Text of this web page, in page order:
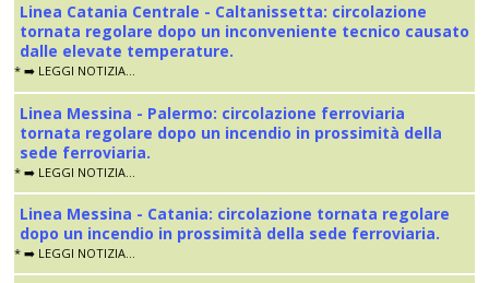
Linea Catania Centrale - Caltanissetta: circolazione
tornata regolare dopo un inconveniente tecnico causato
dalle elevate temperature.
* ➡️ LEGGI NOTIZIA...
Linea Messina - Palermo: circolazione ferroviaria
tornata regolare dopo un incendio in prossimità della
sede ferroviaria.
* ➡️ LEGGI NOTIZIA...
Linea Messina - Catania: circolazione tornata regolare
dopo un incendio in prossimità della sede ferroviaria.
* ➡️ LEGGI NOTIZIA...